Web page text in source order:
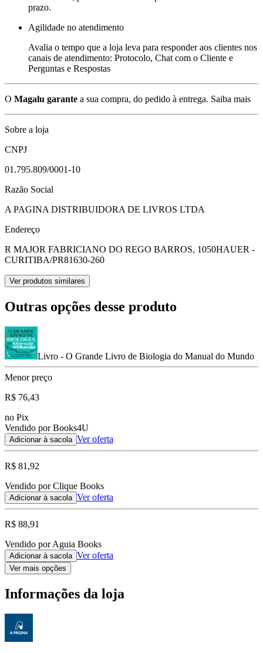
prazo.
Agilidade no atendimento
Avalia o tempo que a loja leva para responder aos clientes nos
canais de atendimento: Protocolo, Chat com o Cliente e
Perguntas e Respostas
O Magalu garante a sua compra, do pedido à entrega. Saiba mais
Sobre a loja
CNPJ
01.795.809/0001-10
Razão Social
A PAGINA DISTRIBUIDORA DE LIVROS LTDA
Endereço
R MAJOR FABRICIANO DO REGO BARROS, 1050HAUER -
CURITIBA/PR81630-260
Ver produtos similares
Outras opções desse produto
Livro - O Grande Livro de Biologia do Manual do Mundo
Menor preço
R$ 76,43
no Pix
Vendido por Books4U
Adicionar à sacola Ver oferta
R$ 81,92
Vendido por Clique Books
Adicionar à sacola Ver oferta
R$ 88,91
Vendido por Aguia Books
Adicionar à sacola Ver oferta
Ver mais opções
Informações da loja